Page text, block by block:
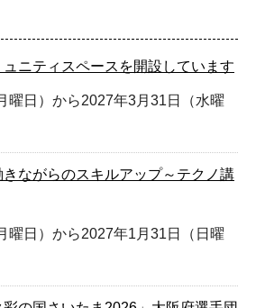
ニティスペースを開設しています
曜日）から2027年3月31日（水曜
ながらのスキルアップ～テクノ講
曜日）から2027年1月31日（日曜